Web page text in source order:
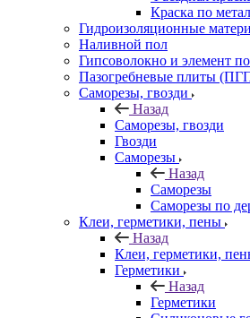
Краска по
Гидроизоляционные
Наливной пол
Гипсоволокно и элемент
Пазогребневые плиты
Саморезы, гвозди
Назад
Саморезы, гвозди
Гвозди
Саморезы
Назад
Саморезы
Саморезы по
Клеи, герметики, пены
Назад
Клеи, герметики,
Герметики
Назад
Герметики